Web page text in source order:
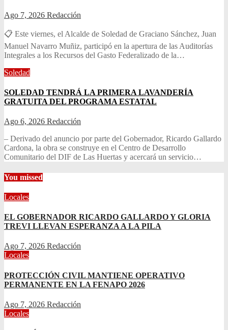
Ago 7, 2026 Redacción
📋 Este viernes, el Alcalde de Soledad de Graciano Sánchez, Juan
Manuel Navarro Muñiz, participó en la apertura de las Auditorías
Integrales a los Recursos del Gasto Federalizado de la…
Soledad
SOLEDAD TENDRÁ LA PRIMERA LAVANDERÍA
GRATUITA DEL PROGRAMA ESTATAL
Ago 6, 2026 Redacción
– Derivado del anuncio por parte del Gobernador, Ricardo Gallardo
Cardona, la obra se construye en el Centro de Desarrollo
Comunitario del DIF de Las Huertas y acercará un servicio…
You missed
Locales
EL GOBERNADOR RICARDO GALLARDO Y GLORIA
TREVI LLEVAN ESPERANZA A LA PILA
Ago 7, 2026 Redacción
Locales
PROTECCIÓN CIVIL MANTIENE OPERATIVO
PERMANENTE EN LA FENAPO 2026
Ago 7, 2026 Redacción
Locales